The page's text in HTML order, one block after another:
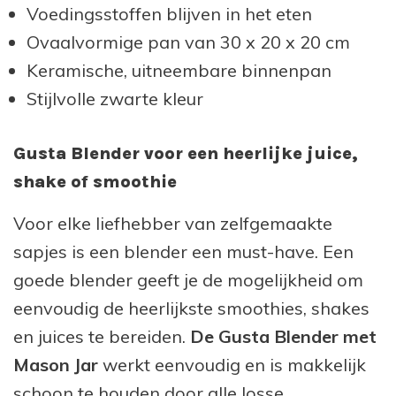
Voedingsstoffen blijven in het eten
Ovaalvormige pan van 30 x 20 x 20 cm
Keramische, uitneembare binnenpan
Stijlvolle zwarte kleur
Gusta Blender voor een heerlijke juice,
shake of smoothie
Voor elke liefhebber van zelfgemaakte
sapjes is een blender een must-have. Een
goede blender geeft je de mogelijkheid om
eenvoudig de heerlijkste smoothies, shakes
en juices te bereiden. De Gusta Blender met
Mason Jar werkt eenvoudig en is makkelijk